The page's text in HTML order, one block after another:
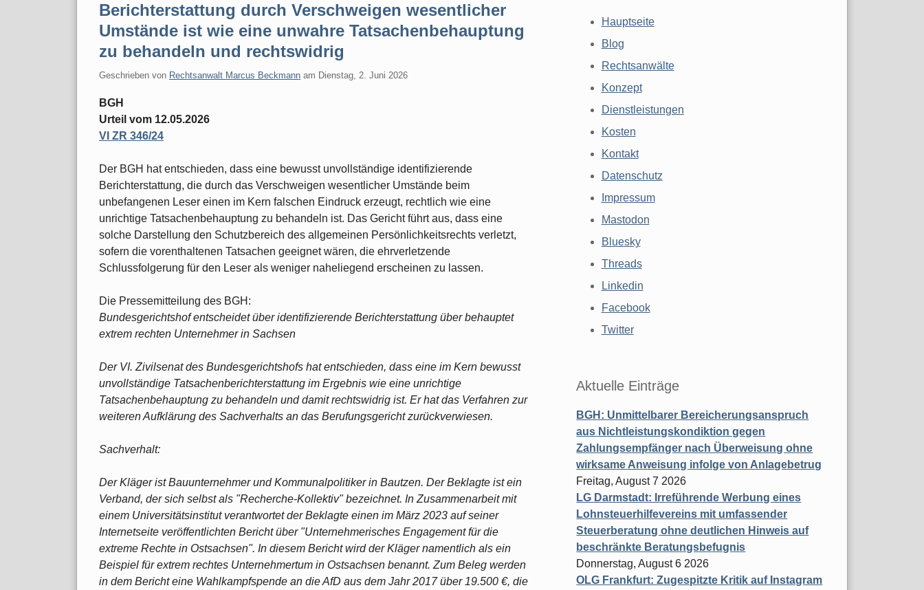
Berichterstattung durch Verschweigen wesentlicher
Umstände ist wie eine unwahre Tatsachenbehauptung
zu behandeln und rechtswidrig
Geschrieben von Rechtsanwalt Marcus Beckmann am Dienstag, 2. Juni 2026
BGH
Urteil vom 12.05.2026
VI ZR 346/24
Der BGH hat entschieden, dass eine bewusst unvollständige identifizierende
Berichterstattung, die durch das Verschweigen wesentlicher Umstände beim
unbefangenen Leser einen im Kern falschen Eindruck erzeugt, rechtlich wie eine
unrichtige Tatsachenbehauptung zu behandeln ist. Das Gericht führt aus, dass eine
solche Darstellung den Schutzbereich des allgemeinen Persönlichkeitsrechts verletzt,
sofern die vorenthaltenen Tatsachen geeignet wären, die ehrverletzende
Schlussfolgerung für den Leser als weniger naheliegend erscheinen zu lassen.
Die Pressemitteilung des BGH:
Bundesgerichtshof entscheidet über identifizierende Berichterstattung über behauptet
extrem rechten Unternehmer in Sachsen
Der VI. Zivilsenat des Bundesgerichtshofs hat entschieden, dass eine im Kern bewusst
unvollständige Tatsachenberichterstattung im Ergebnis wie eine unrichtige
Tatsachenbehauptung zu behandeln und damit rechtswidrig ist. Er hat das Verfahren zur
weiteren Aufklärung des Sachverhalts an das Berufungsgericht zurückverwiesen.
Sachverhalt:
Der Kläger ist Bauunternehmer und Kommunalpolitiker in Bautzen. Der Beklagte ist ein
Verband, der sich selbst als "Recherche-Kollektiv" bezeichnet. In Zusammenarbeit mit
einem Universitätsinstitut verantwortet der Beklagte einen im März 2023 auf seiner
Internetseite veröffentlichten Bericht über "Unternehmerisches Engagement für die
extreme Rechte in Ostsachsen". In diesem Bericht wird der Kläger namentlich als ein
Beispiel für extrem rechtes Unternehmertum in Ostsachsen benannt. Zum Beleg werden
in dem Bericht eine Wahlkampfspende an die AfD aus dem Jahr 2017 über 19.500 €, die
Hauptseite
Blog
Rechtsanwälte
Konzept
Dienstleistungen
Kosten
Kontakt
Datenschutz
Impressum
Mastodon
Bluesky
Threads
Linkedin
Facebook
Twitter
Aktuelle Einträge
BGH: Unmittelbarer Bereicherungsanspruch
aus Nichtleistungskondiktion gegen
Zahlungsempfänger nach Überweisung ohne
wirksame Anweisung infolge von Anlagebetrug
Freitag, August 7 2026
LG Darmstadt: Irreführende Werbung eines
Lohnsteuerhilfevereins mit umfassender
Steuerberatung ohne deutlichen Hinweis auf
beschränkte Beratungsbefugnis
Donnerstag, August 6 2026
OLG Frankfurt: Zugespitzte Kritik auf Instagram